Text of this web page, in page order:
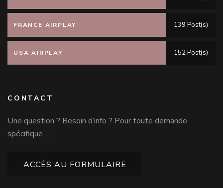
FRANCE AIRPLAY 139 Post(s)
USA AIRPLAY 152 Post(s)
CONTACT
Une question ? Besoin d’info ? Pour toute demande
spécifique …
ACCÈS AU FORMULAIRE